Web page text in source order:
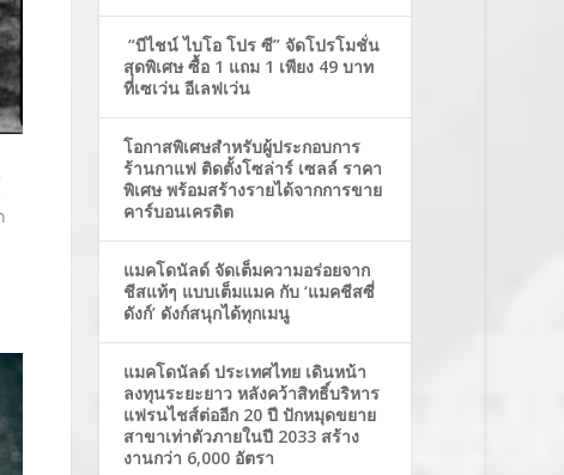
“บีไชน์ ไบโอ โปร ซี” จัดโปรโมชั่น
สุดพิเศษ ซื้อ 1 แถม 1 เพียง 49 บาท
ที่เซเว่น อีเลฟเว่น
โอกาสพิเศษสำหรับผู้ประกอบการ
ร้านกาแฟ ติดตั้งโซล่าร์ เซลล์ ราคา
พิเศษ พร้อมสร้างรายได้จากการขาย
คาร์บอนเครดิต
แมคโดนัลด์ จัดเต็มความอร่อยจาก
ชีสแท้ๆ แบบเต็มแมค กับ ‘แมคชีสซี่
ดังก์’ ดังก์สนุกได้ทุกเมนู
แมคโดนัลด์ ประเทศไทย เดินหน้า
ลงทุนระยะยาว หลังคว้าสิทธิ์บริหาร
แฟรนไชส์ต่ออีก 20 ปี ปักหมุดขยาย
สาขาเท่าตัวภายในปี 2033 สร้าง
งานกว่า 6,000 อัตรา